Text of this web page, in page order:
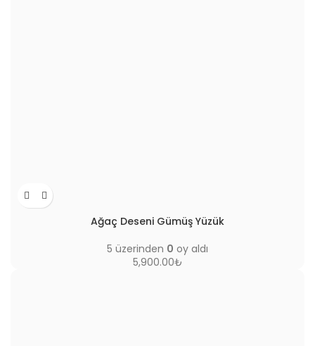
Ağaç Deseni Gümüş Yüzük
5 üzerinden 0 oy aldı
5,900.00₺